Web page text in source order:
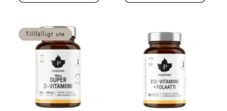
Tillfälligt ute